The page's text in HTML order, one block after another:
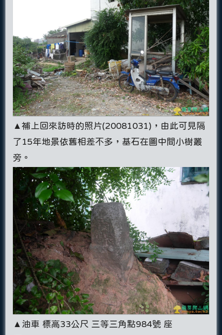
▲補上回來訪時的照片(20081031)，由此可見隔
了15年地景依舊相差不多，基石在圖中間小樹叢
旁。
▲油車 標高33公尺 三等三角點984號 座